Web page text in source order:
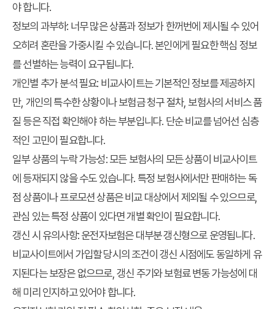
야 합니다.
정보의 과부하: 너무 많은 상품과 정보가 한꺼번에 제시될 수 있어
오히려 혼란을 가중시킬 수 있습니다. 본인에게 필요한 핵심 정보
를 선별하는 능력이 요구됩니다.
개인별 추가 분석 필요: 비교사이트는 기본적인 정보를 제공하지
만, 개인의 특수한 상황이나 보험금 청구 절차, 보험사의 서비스 품
질 등은 직접 확인해야 하는 부분입니다. 단순 비교를 넘어선 심층
적인 고민이 필요합니다.
일부 상품의 누락 가능성: 모든 보험사의 모든 상품이 비교사이트
에 등재되지 않을 수도 있습니다. 특정 보험사에서만 판매하는 독
점 상품이나 프로모션 상품은 비교 대상에서 제외될 수 있으므로,
관심 있는 특정 상품이 있다면 개별 확인이 필요합니다.
갱신 시 유의사항: 운전자보험은 대부분 갱신형으로 운영됩니다.
비교사이트에서 가입할 당시의 조건이 갱신 시점에도 동일하게 유
지된다는 보장은 없으므로, 갱신 주기와 보험료 변동 가능성에 대
해 미리 인지하고 있어야 합니다.